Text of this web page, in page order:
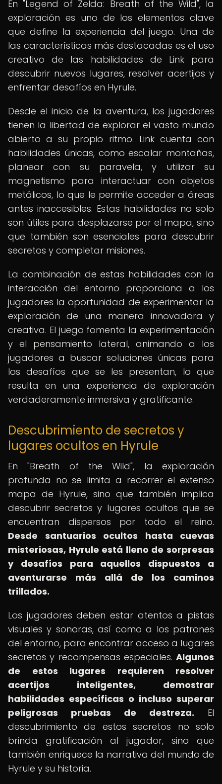
En "Legend of Zelda: Breath of the Wild", la
exploración es uno de los elementos clave
que define la experiencia del juego. Una de
las características más destacadas es el uso
creativo de las habilidades de Link para
descubrir nuevos lugares, resolver acertijos y
enfrentar desafíos en Hyrule.
Desde el inicio de la aventura, los jugadores
tienen la libertad de explorar el vasto mundo
abierto a su propio ritmo. Link cuenta con
habilidades únicas, como escalar montañas,
planear con su paravela, y utilizar su
magnetismo para interactuar con objetos
metálicos, lo que le permite acceder a áreas
antes inaccesibles. Estas habilidades no solo
son útiles para desplazarse por el mapa, sino
que también son esenciales para descubrir
secretos y completar misiones.
La combinación de estas habilidades con la
interacción del entorno proporciona a los
jugadores la oportunidad de experimentar la
exploración de una manera innovadora y
creativa. El juego fomenta la experimentación
y el pensamiento lateral, animando a los
jugadores a buscar soluciones únicas para
los desafíos que se les presentan, lo que
resulta en una experiencia de exploración
verdaderamente inmersiva y gratificante.
Descubrimiento de secretos y
lugares ocultos en Hyrule
En "Breath of the Wild", la exploración
profunda no se limita a recorrer el extenso
mapa de Hyrule, sino que también implica
descubrir secretos y lugares ocultos que se
encuentran dispersos por todo el reino.
Desde santuarios ocultos hasta cuevas
misteriosas, Hyrule está lleno de sorpresas
y desafíos para aquellos dispuestos a
aventurarse más allá de los caminos
trillados.
Los jugadores deben estar atentos a pistas
visuales y sonoras, así como a los patrones
del entorno, para encontrar acceso a lugares
secretos y recompensas especiales. Algunos
de estos lugares requieren resolver
acertijos inteligentes, demostrar
habilidades específicas o incluso superar
peligrosas pruebas de destreza. El
descubrimiento de estos secretos no solo
brinda gratificación al jugador, sino que
también enriquece la narrativa del mundo de
Hyrule y su historia.